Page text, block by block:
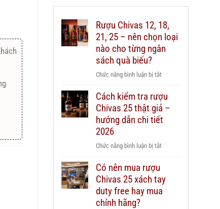
Rượu Chivas 12, 18,
21, 25 – nên chọn loại
nào cho từng ngân
sách quà biếu?
Chức năng bình luận bị tắtở
Chivas
12,
18,
–
loại
nào
Cách kiểm tra rượu
Chivas 25 thật giả –
hướng dẫn chi tiết
2026
Chức năng bình luận bị tắtở
tra
rượu
Có nên mua rượu
Chivas 25 xách tay
duty free hay mua
chính hãng?